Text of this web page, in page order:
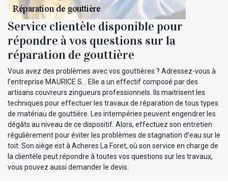
Service clientèle disponible pour
répondre à vos questions sur la
réparation de gouttière
Vous avez des problèmes avec vos gouttières ? Adressez-vous à
l’entreprise MAURICE S. . Elle a un effectif composé par des
artisans couvreurs zingueurs professionnels. Ils maitrisent les
techniques pour effectuer les travaux de réparation de tous types
de matériau de gouttière. Les intempéries peuvent engendrer les
dégâts au niveau de ce dispositif. Alors, effectuez son entretien
régulièrement pour éviter les problèmes de stagnation d’eau sur le
toit. Son siège est à Acheres La Foret, où son service en charge de
la clientèle peut répondre à toutes vos questions sur les travaux,
vous pouvez aussi demander le devis.